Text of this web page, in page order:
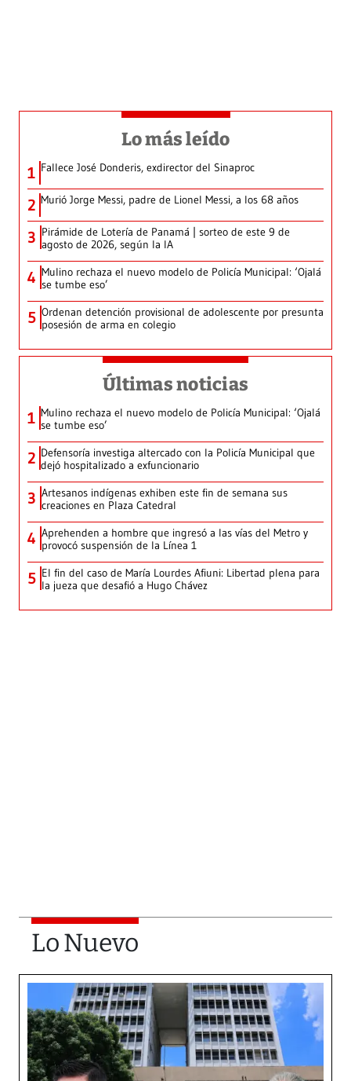
Lo más leído
1 Fallece José Donderis, exdirector del Sinaproc
2 Murió Jorge Messi, padre de Lionel Messi, a los 68 años
3 Pirámide de Lotería de Panamá | sorteo de este 9 de
agosto de 2026, según la IA
4 Mulino rechaza el nuevo modelo de Policía Municipal: ‘Ojalá
se tumbe eso’
5 Ordenan detención provisional de adolescente por presunta
posesión de arma en colegio
Últimas noticias
1 Mulino rechaza el nuevo modelo de Policía Municipal: ‘Ojalá
se tumbe eso’
2 Defensoría investiga altercado con la Policía Municipal que
dejó hospitalizado a exfuncionario
3 Artesanos indígenas exhiben este fin de semana sus
creaciones en Plaza Catedral
4 Aprehenden a hombre que ingresó a las vías del Metro y
provocó suspensión de la Línea 1
5 El fin del caso de María Lourdes Afiuni: Libertad plena para
la jueza que desafió a Hugo Chávez
Lo Nuevo